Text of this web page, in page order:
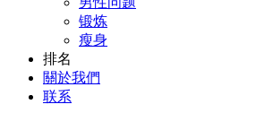
锻炼
瘦身
排名
關於我們
联系